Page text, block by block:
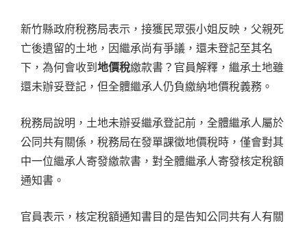
小
編
新竹縣政府稅務局表示，接獲民眾張小姐反映，父親死
亡後遺留的土地，因繼承尚有爭議，還未登記至其名
下，為何會收到 地價稅繳款書？官員解釋，繼承土地雖
還未辦妥登記，但全體繼承人仍負繳納地價稅義務。
稅務局說明，土地未辦妥繼承登記前，全體繼承人屬於
公同共有關係，稅務局在發單課徵地價稅時，僅會對其
中一位繼承人寄發繳款書，對全體繼承人寄發核定稅額
通知書。
官員表示，核定稅額通知書目的是告知公同共有人有關